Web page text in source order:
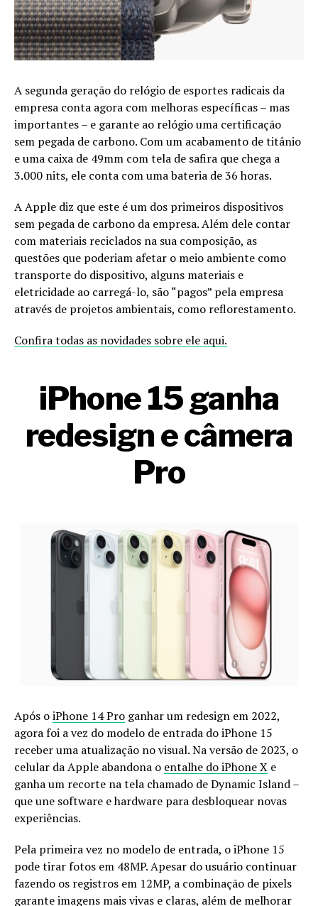
A segunda geração do relógio de esportes radicais da
empresa conta agora com melhoras específicas – mas
importantes – e garante ao relógio uma certificação
sem pegada de carbono. Com um acabamento de titânio
e uma caixa de 49mm com tela de safira que chega a
3.000 nits, ele conta com uma bateria de 36 horas.
A Apple diz que este é um dos primeiros dispositivos
sem pegada de carbono da empresa. Além dele contar
com materiais reciclados na sua composição, as
questões que poderiam afetar o meio ambiente como
transporte do dispositivo, alguns materiais e
eletricidade ao carregá-lo, são “pagos” pela empresa
através de projetos ambientais, como reflorestamento.
Confira todas as novidades sobre ele aqui.
iPhone 15 ganha
redesign e câmera
Pro
Após oiPhone 14 Pro ganhar um redesign em 2022,
agora foi a vez do modelo de entrada do iPhone 15
receber uma atualização no visual. Na versão de 2023, o
celular da Apple abandona o entalhe do iPhone X e
ganha um recorte na tela chamado de Dynamic Island –
que une software e hardware para desbloquear novas
experiências.
Pela primeira vez no modelo de entrada, o iPhone 15
pode tirar fotos em 48MP. Apesar do usuário continuar
fazendo os registros em 12MP, a combinação de pixels
garante imagens mais vivas e claras, além de melhorar